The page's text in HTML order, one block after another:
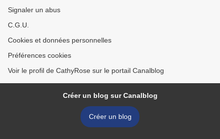
Signaler un abus
C.G.U.
Cookies et données personnelles
Préférences cookies
Voir le profil de CathyRose sur le portail Canalblog
Créer un blog sur Canalblog
Créer un blog